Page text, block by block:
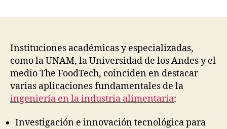
Instituciones académicas y especializadas,
como la UNAM, la Universidad de los Andes y el
medio The FoodTech, coinciden en destacar
varias aplicaciones fundamentales de la
ingeniería en la industria alimentaria:
Investigación e innovación tecnológica para